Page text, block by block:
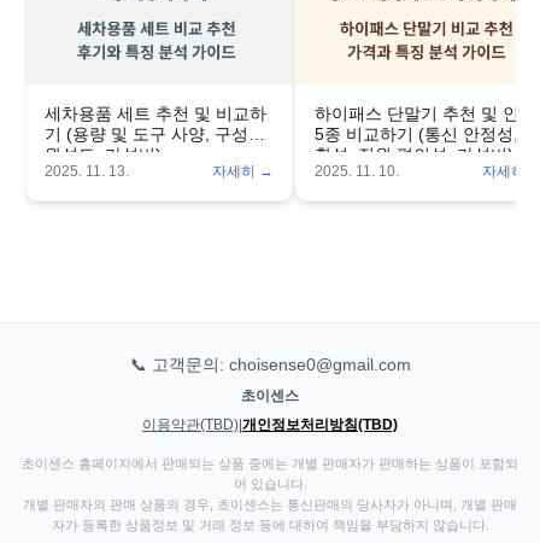
세차용품 세트 추천 및 비교하
기 (용량 및 도구 사양, 구성품
완성도, 가성비)
2025. 11. 13. 자세히 →
하이패스 단말기 추천 및 인기
5종 비교하기 (통신 안정성, 호
환성, 전원 편의성, 가성비)
2025. 11. 10. 자세히
📞 고객문의: choisense0@gmail.com
초이센스
이용약관(TBD) 개인정보처리방침(TBD)
초이센스 홈페이지에서 판매되는 상품 중에는 개별 판매자가 판매하는 상품이 포함되
어 있습니다.
개별 판매자의 판매 상품의 경우, 초이센스는 통신판매의 당사자가 아니며, 개별 판매
자가 등록한 상품정보 및 거래 정보 등에 대하여 책임을 부담하지 않습니다.